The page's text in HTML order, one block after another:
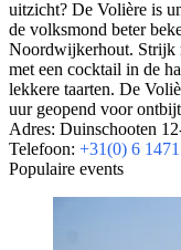
uitzicht? De Volière is
de volksmond beter
Noordwijkerhout. Strijk
met een cocktail in de
lekkere taarten. De
uur geopend voor
Adres: Duinschooten
Telefoon: +31(0) 6
Populaire events